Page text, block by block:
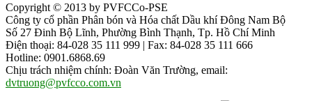
Copyright © 2013 by PVFCCo-PSE
Công ty cổ phần Phân bón và Hóa chất Dầu khí Đông Nam Bộ
Số 27 Đinh Bộ Lĩnh, Phường Bình Thạnh, Tp. Hồ Chí Minh
Điện thoại: 84-028 35 111 999 | Fax: 84-028 35 111 666
Hotline: 0901.6868.69
Chịu trách nhiệm chính: Đoàn Văn Trường, email:
dvtruong@pvfcco.com.vn